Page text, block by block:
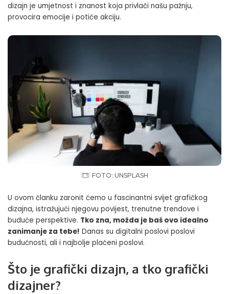
dizajn je umjetnost i znanost koja privlači našu pažnju,
provocira emocije i potiče akciju.
FOTO: UNSPLASH
U ovom članku zaronit ćemo u fascinantni svijet grafičkog
dizajna, istražujući njegovu povijest, trenutne trendove i
buduće perspektive. Tko zna, možda je baš ovo idealno
zanimanje za tebe! Danas su digitalni poslovi poslovi
budućnosti, ali i najbolje plaćeni poslovi.
Što je grafički dizajn, a tko grafički
dizajner?